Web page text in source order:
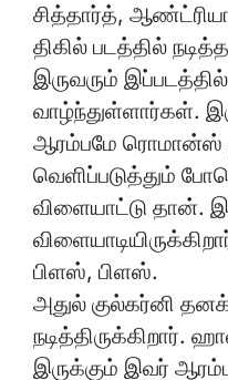
சித்தார்த்,
திகில் படத்தில்
இருவரும்
வாழ்ந்துள்ளார்கள்.
ஆரம்பமே ரொமான்ஸ்
வெளிப்படுத்தும்
விளையாட்டு தான்.
பிளஸ், பிளஸ்.
அதுல் குல்கர்னி
நடித்திருக்கிறார்.
இருக்கும் இவர்